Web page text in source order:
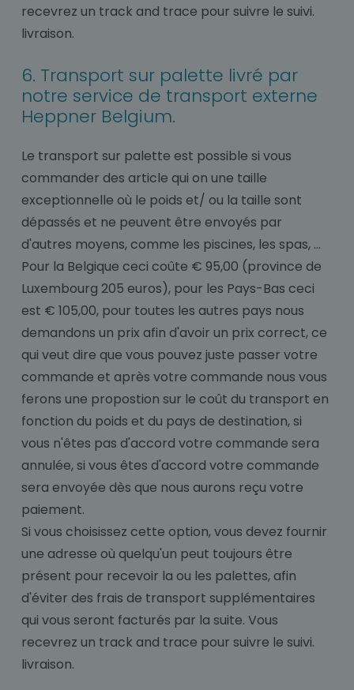
recevrez un track and trace pour suivre le suivi.
livraison.
6. Transport sur palette livré par
notre service de transport externe
Heppner Belgium.
Le transport sur palette est possible si vous
commander des article qui on une taille
exceptionnelle où le poids et/ ou la taille sont
dépassés et ne peuvent être envoyés par
d'autres moyens, comme les piscines, les spas, ...
Pour la Belgique ceci coûte € 95,00 (province de
Luxembourg 205 euros), pour les Pays-Bas ceci
est € 105,00, pour toutes les autres pays nous
demandons un prix afin d'avoir un prix correct, ce
qui veut dire que vous pouvez juste passer votre
commande et après votre commande nous vous
ferons une propostion sur le coût du transport en
fonction du poids et du pays de destination, si
vous n'êtes pas d'accord votre commande sera
annulée, si vous êtes d'accord votre commande
sera envoyée dès que nous aurons reçu votre
paiement.
Si vous choisissez cette option, vous devez fournir
une adresse où quelqu'un peut toujours être
présent pour recevoir la ou les palettes, afin
d'éviter des frais de transport supplémentaires
qui vous seront facturés par la suite. Vous
recevrez un track and trace pour suivre le suivi.
livraison.